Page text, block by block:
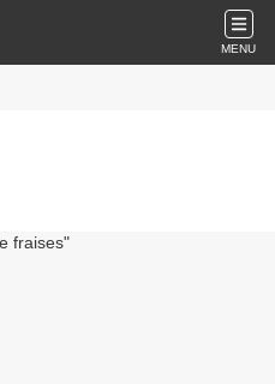
MENU